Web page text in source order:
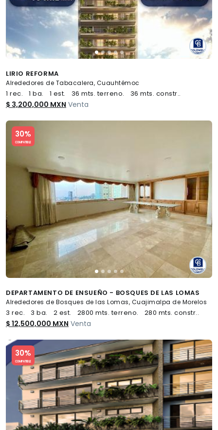
LIRIO REFORMA
Alrededores de Tabacalera, Cuauhtémoc
1 rec. 1 ba. 1 est. 36 mts. terreno. 36 mts. constr..
$ 3,200,000 MXN Venta
30%
COMPATIBLE
Slide 1 of 5
DEPARTAMENTO DE ENSUEÑO - BOSQUES DE LAS LOMAS
Alrededores de Bosques de las Lomas, Cuajimalpa de Morelos
3 rec. 3 ba. 2 est. 2800 mts. terreno. 280 mts. constr..
$ 12,500,000 MXN Venta
30%
COMPATIBLE
Slide 1 of 5